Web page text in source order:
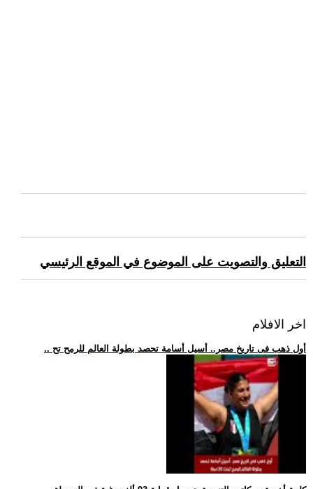
التعليق والتصويت على الموضوع في الموقع الرئيسي
اخر الافلام
.. أول ذهب فى تاريخ مصر.. أسيل أسامة تحصد بطولة العالم للرمح تح